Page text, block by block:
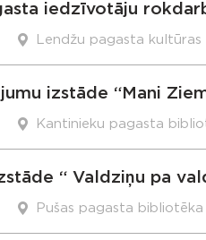
iedzīvotāju
Lendžu pagasta kultūras
izstāde “Mani
Kantinieku pagasta
“ Valdziņu pa
Pušas pagasta bibliotēka